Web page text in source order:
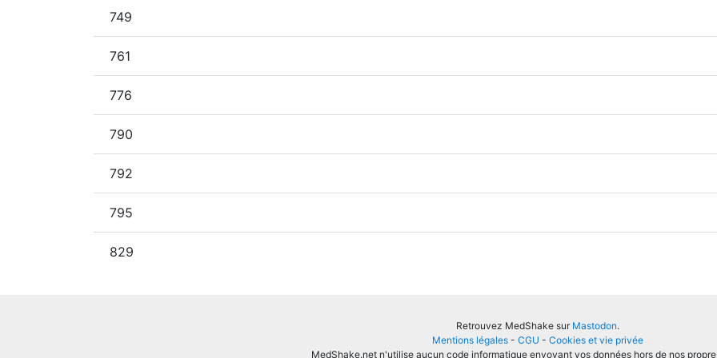
749
761
776
790
792
795
829
Retrouvez MedShake sur Mastodon.
Mentions légales - CGU - Cookies et vie privée
MedShake.net n'utilise aucun code informatique envoyant vos données hors de nos